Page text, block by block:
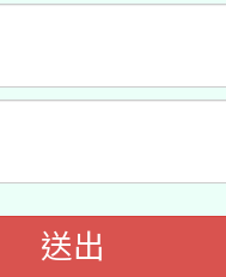
送出